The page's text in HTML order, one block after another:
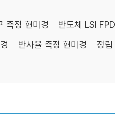
측정 현미경 반도체 LSI
반사율 측정 현미경 정립